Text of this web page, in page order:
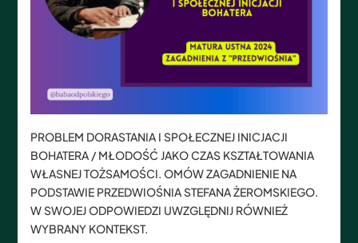
PROBLEM DORASTANIA I SPOŁECZNEJ INICJACJI
BOHATERA / MŁODOŚĆ JAKO CZAS KSZTAŁTOWANIA
WŁASNEJ TOŻSAMOŚCI. OMÓW ZAGADNIENIE NA
PODSTAWIE PRZEDWIOŚNIA STEFANA ŻEROMSKIEGO.
W SWOJEJ ODPOWIEDZI UWZGLĘDNIJ RÓWNIEŻ
WYBRANY KONTEKST.